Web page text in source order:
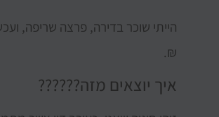
₪.
איך יוצאים מזה??????